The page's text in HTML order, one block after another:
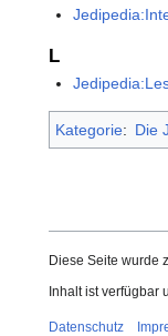
L
Kategorie: Die
Diese Seite wurde
Inhalt ist verfügbar
Datenschutz